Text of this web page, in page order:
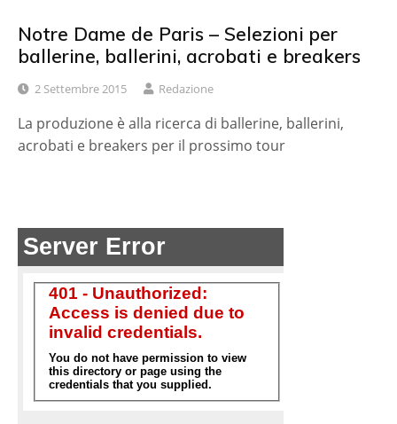
Notre Dame de Paris – Selezioni per
ballerine, ballerini, acrobati e breakers
2 Settembre 2015 Redazione
La produzione è alla ricerca di ballerine, ballerini,
acrobati e breakers per il prossimo tour